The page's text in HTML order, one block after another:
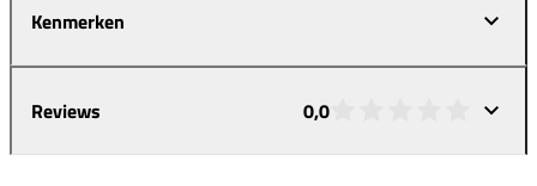
Kenmerken
Reviews 0,0